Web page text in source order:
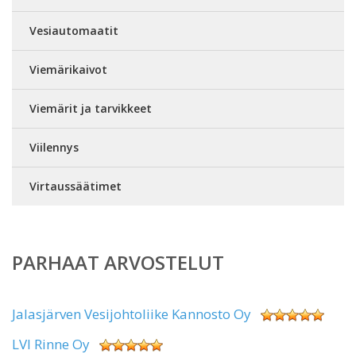
Vesiautomaatit
Viemärikaivot
Viemärit ja tarvikkeet
Viilennys
Virtaussäätimet
PARHAAT ARVOSTELUT
Jalasjärven Vesijohtoliike Kannosto Oy
LVI Rinne Oy